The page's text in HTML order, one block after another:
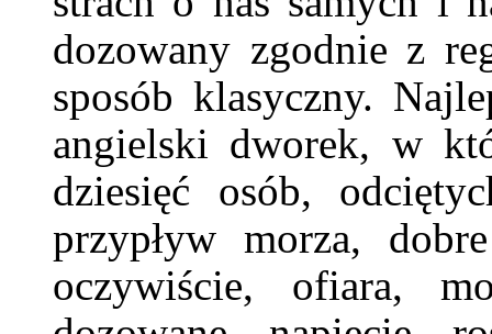
dozowany zgodnie z
sposób klasyczny.
angielski dworek, w
dziesięć osób,
przypływ morza,
oczywiście, ofiara,